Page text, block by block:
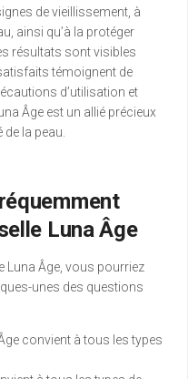
de vieillissement, à
ainsi qu’à la protéger
résultats sont visibles
témoignent de
d’utilisation et
Âge est un allié précieux
la peau.
Luna Âge
Luna Âge, vous pourriez
unes des questions
convient à tous les types